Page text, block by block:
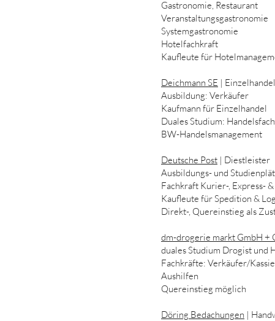
Gastronomie, Restaurant
Veranstaltungsgastronomie
Systemgastronomie
Hotelfachkraft
Kaufleute für
Deichmann SE | Einzelhandel
Ausbildung: Verkäufer
Kaufmann für Einzelhandel
Duales Studium:
BW-Handelsmanagement
Deutsche Post | Diestleister
Ausbildungs- und
Fachkraft Kurier-, Express-
Kaufleute für Spedition &
Direkt-, Quereinstieg als
dm-drogerie markt GmbH +
duales Studium Drogist und
Fachkräfte: Verkäufer/
Aushilfen
Quereinstieg möglich
Döring Bedachungen |